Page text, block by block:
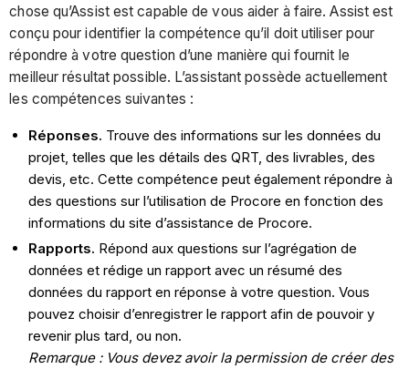
chose qu’Assist est capable de vous aider à faire. Assist est
conçu pour identifier la compétence qu’il doit utiliser pour
répondre à votre question d’une manière qui fournit le
meilleur résultat possible. L’assistant possède actuellement
les compétences suivantes :
Réponses. Trouve des informations sur les données du
projet, telles que les détails des QRT, des livrables, des
devis, etc. Cette compétence peut également répondre à
des questions sur l’utilisation de Procore en fonction des
informations du site d’assistance de Procore.
Rapports. Répond aux questions sur l’agrégation de
données et rédige un rapport avec un résumé des
données du rapport en réponse à votre question. Vous
pouvez choisir d’enregistrer le rapport afin de pouvoir y
revenir plus tard, ou non.
Remarque : Vous devez avoir la permission de créer des